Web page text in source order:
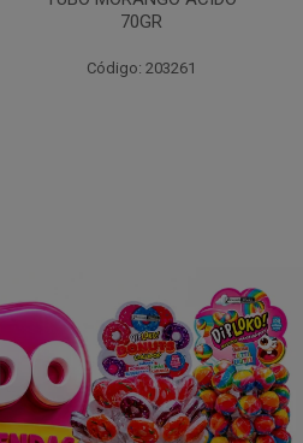
30X30GR
Código: 203268